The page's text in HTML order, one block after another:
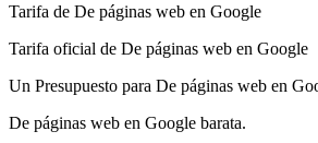
Tarifa de De páginas web en Google
Tarifa oficial de De páginas web en Google
Un Presupuesto para De páginas web en
De páginas web en Google barata.